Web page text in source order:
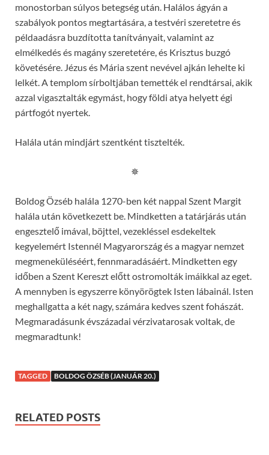
monostorban súlyos betegség után. Halálos ágyán a
szabályok pontos megtartására, a testvéri szeretetre és
példaadásra buzdította tanítványait, valamint az
elmélkedés és magány szeretetére, és Krisztus buzgó
követésére. Jézus és Mária szent nevével ajkán lehelte ki
lelkét. A templom sírboltjában temették el rendtársai, akik
azzal vigasztalták egymást, hogy földi atya helyett égi
pártfogót nyertek.
Halála után mindjárt szentként tisztelték.
✵
Boldog Özséb halála 1270-ben két nappal Szent Margit
halála után következett be. Mindketten a tatárjárás után
engesztelő imával, böjttel, vezekléssel esdekeltek
kegyelemért Istennél Magyarország és a magyar nemzet
megmeneküléséért, fennmaradásáért. Mindketten egy
időben a Szent Kereszt előtt ostromolták imáikkal az eget.
A mennyben is egyszerre könyörögtek Isten lábainál. Isten
meghallgatta a két nagy, számára kedves szent fohászát.
Megmaradásunk évszázadai vérzivatarosak voltak, de
megmaradtunk!
TAGGED BOLDOG ÖZSÉB (JANUÁR 20.)
RELATED POSTS